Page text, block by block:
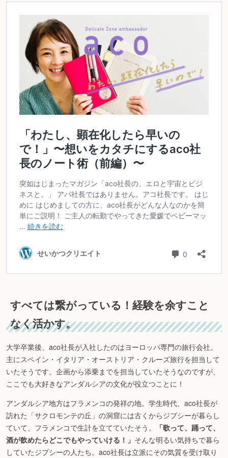
すべては繋がっている！経験を余すこと
なく活かす。
大学卒業後、aco社長が入社したのはヨーロッパ専門の旅行会社。
主にスペイン・イタリア・オーストリア・クルーズ旅行を担当して
いたそうです。企画から添乗までを担当していたそうなのですが、
ここでも大好きなアンダルシアの文化が役立つことに！
アンダルシア地方はフラメンコの発祥の地。学生時代、aco社長が
訪れた「サクロモンテの丘」の洞窟には古くからジプシーが暮らし
ていて、フラメンコで生計を立てていたそう。
「歌って、踊って、
酒が飲めたらどこでもやっていける！」 そんな明るい気持ちで暮ら
していたジプシーの人たち。aco社長は立派にその気質を受け取り